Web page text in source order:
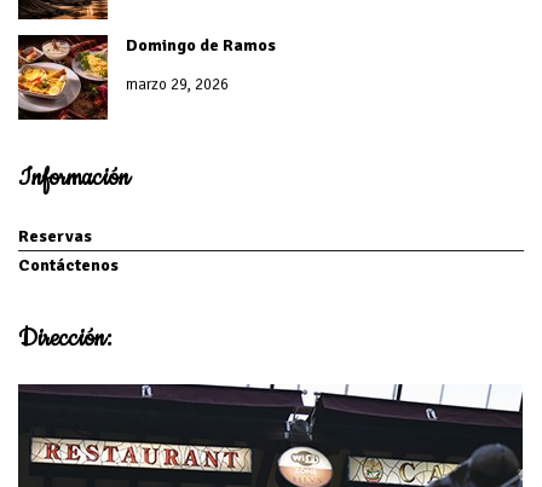
Domingo de Ramos
marzo 29, 2026
Información
Reservas
Contáctenos
Dirección: